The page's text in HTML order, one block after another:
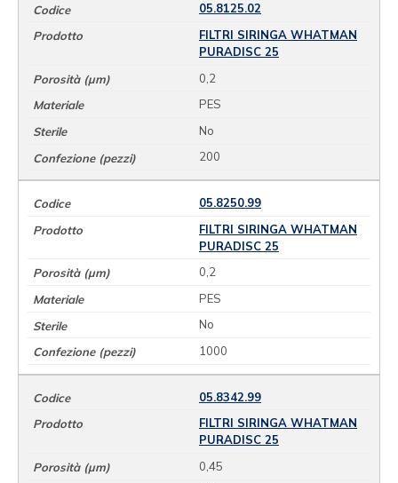
05.8125.02
FILTRI SIRINGA WHATMAN
PURADISC 25
0,2
PES
No
200
05.8250.99
FILTRI SIRINGA WHATMAN
PURADISC 25
0,2
PES
No
1000
05.8342.99
FILTRI SIRINGA WHATMAN
PURADISC 25
0,45